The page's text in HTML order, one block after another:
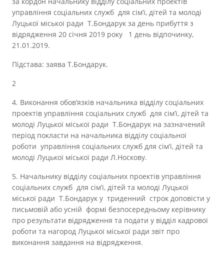
управління соціальних служб для сім’ї, дітей та молоді
Луцької міської ради Т.Бондарук за день прибуття з
відрядження 20 січня 2019 року 1 день відпочинку,
21.01.2019.
Підстава: заява Т.Бондарук.
2
4. Виконання обов’язків начальника відділу соціальних
проектів управління соціальних служб для сім’ї, дітей та
молоді Луцької міської ради Т.Бондарук на зазначений
період покласти на начальника відділу соціальної
роботи управління соціальних служб для сім’ї, дітей та
молоді Луцької міської ради Л.Носкову.
5. Начальнику відділу соціальних проектів управління
соціальних служб для сім’ї, дітей та молоді Луцької
міської ради Т.Бондарук у триденний строк доповісти у
письмовій або усній формі безпосередньому керівнику
про результати відрядження та подати у відділ кадрової
роботи та нагород Луцької міської ради звіт про
виконання завдання на відрядження.